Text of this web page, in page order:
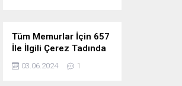
Tüm Memurlar İçin 657
İle İlgili Çerez Tadında
Deneme Sınavı
03.06.2024 1